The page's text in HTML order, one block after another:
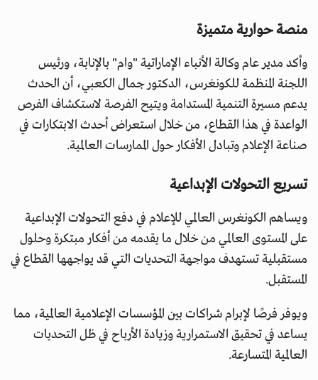
منصة حوارية متميزة
وأكد مدير عام وكالة الأنباء الإماراتية "وام" بالإنابة، ورئيس
اللجنة المنظمة للكونغرس، الدكتور جمال الكعبي، أن الحدث
يدعم مسيرة التنمية المستدامة ويتيح الفرصة لاستكشاف الفرص
الواعدة في هذا القطاع، من خلال استعراض أحدث الابتكارات في
صناعة الإعلام وتبادل الأفكار حول الممارسات العالمية.
تسريع التحولات الإبداعية
ويساهم الكونغرس العالمي للإعلام في دفع التحولات الإبداعية
على المستوى العالمي من خلال ما يقدمه من أفكار مبتكرة وحلول
مستقبلية تستهدف مواجهة التحديات التي قد يواجهها القطاع في
المستقبل.
ويوفر فرصًا لإبرام شراكات بين المؤسسات الإعلامية العالمية، مما
يساعد في تحقيق الاستمرارية وزيادة الأرباح في ظل التحديات
العالمية المتسارعة.